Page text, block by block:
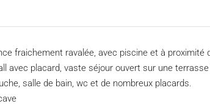
fraichement ravalée, avec piscine et à proximité
avec placard, vaste séjour ouvert sur une
salle de bain, wc et de nombreux placards.